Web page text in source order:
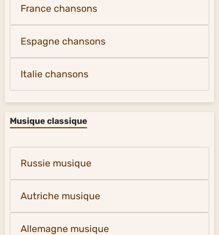
France chansons
Espagne chansons
Italie chansons
Musique classique
Russie musique
Autriche musique
Allemagne musique